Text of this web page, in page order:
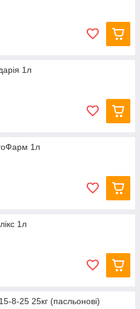
1л
1л
1л
8-25 25кг (пасльонові)